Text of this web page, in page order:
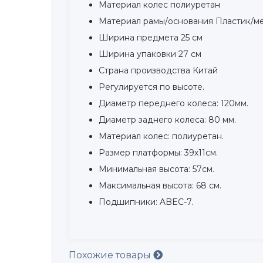
Материал колес полиуретан
Материал рамы/основания Пластик/
Ширина предмета 25 см
Ширина упаковки 27 см
Страна производства Китай
Регулируется по высоте.
Диаметр переднего колеса: 120мм.
Диаметр заднего колеса: 80 мм.
Материал колес: полиуретан.
Размер платформы: 39х11см.
Минимальная высота: 57см.
Максимальная высота: 68 см.
Подшипники: ABEC-7.
Похожие товары